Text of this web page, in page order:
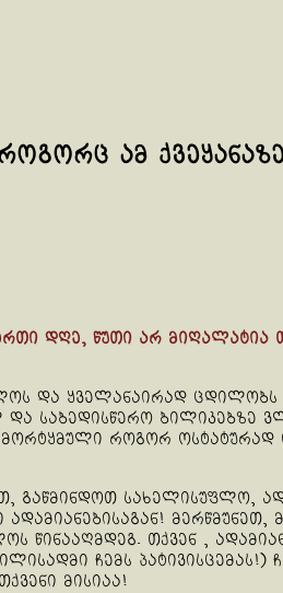
ამ
დღე, წუთი არ მიღალატია
და ყველანაირად ცდილობს
საბედისწერო
როგორ
გაწმინდოთ სახელისუფლო,
წინააღმდეგ. თქვენ ,
ჩემს პატივისცემას!)
მისიაა!